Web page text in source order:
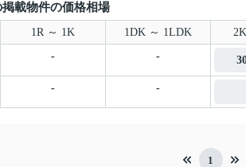
載物件の価格相場
1R ～ 1K 1DK ～ 1LDK
- -
- -
1